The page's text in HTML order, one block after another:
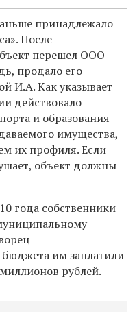
принадлежало
После
перешел ООО
продало его
И.А. Как указывает
действовало
и образования
имущества,
их профиля. Если
объект должны
года собственники
бюджета им заплатили
рублей.